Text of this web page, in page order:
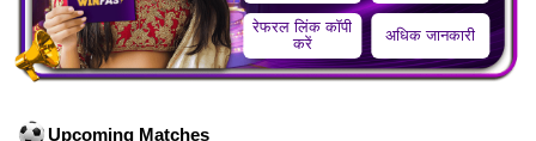
रेफरल लिंक कॉपी
करें
अधिक जानकारी
Upcoming Matches